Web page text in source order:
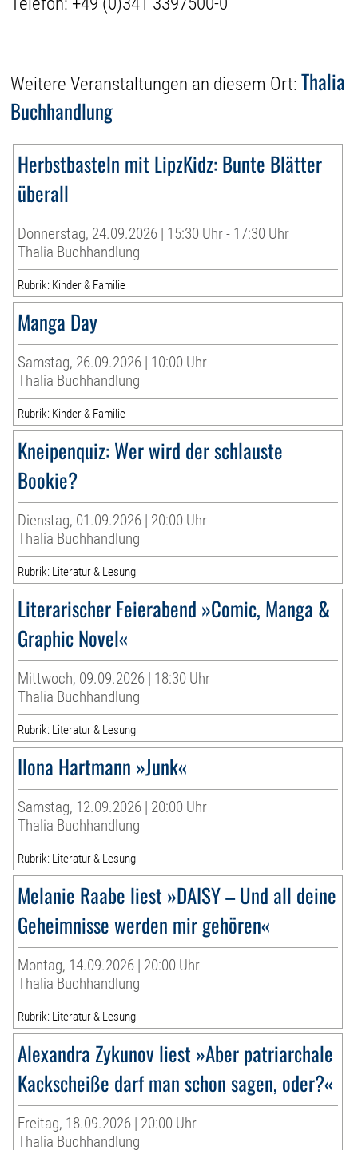
Weitere Veranstaltungen an diesem Ort: Thalia
Buchhandlung
Herbstbasteln mit LipzKidz: Bunte Blätter
überall
Donnerstag, 24.09.2026 | 15:30 Uhr - 17:30 Uhr
Thalia Buchhandlung
Rubrik: Kinder & Familie
Manga Day
Samstag, 26.09.2026 | 10:00 Uhr
Thalia Buchhandlung
Rubrik: Kinder & Familie
Kneipenquiz: Wer wird der schlauste
Bookie?
Dienstag, 01.09.2026 | 20:00 Uhr
Thalia Buchhandlung
Rubrik: Literatur & Lesung
Literarischer Feierabend »Comic, Manga &
Graphic Novel«
Mittwoch, 09.09.2026 | 18:30 Uhr
Thalia Buchhandlung
Rubrik: Literatur & Lesung
Ilona Hartmann »Junk«
Samstag, 12.09.2026 | 20:00 Uhr
Thalia Buchhandlung
Rubrik: Literatur & Lesung
Melanie Raabe liest »DAISY – Und all deine
Geheimnisse werden mir gehören«
Montag, 14.09.2026 | 20:00 Uhr
Thalia Buchhandlung
Rubrik: Literatur & Lesung
Alexandra Zykunov liest »Aber patriarchale
Kackscheiße darf man schon sagen, oder?«
Freitag, 18.09.2026 | 20:00 Uhr
Thalia Buchhandlung